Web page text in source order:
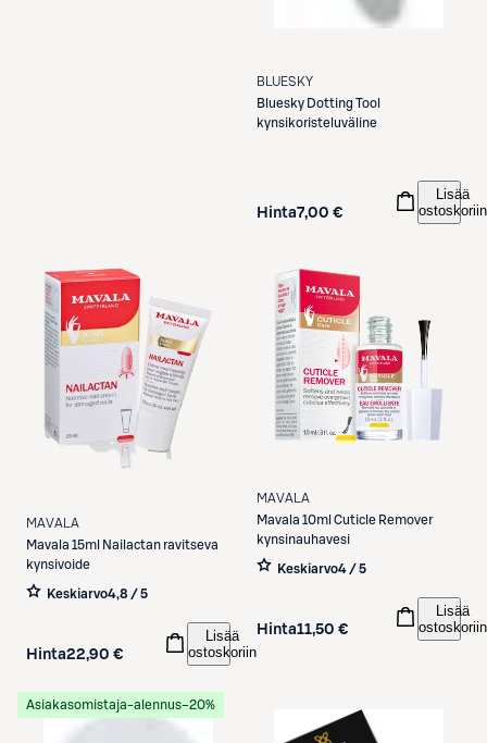
BLUESKY
Bluesky Dotting Tool
kynsikoristeluväline
Hinta7,00 €
Lisää
ostoskoriin
MAVALA
Mavala 15ml Nailactan ravitseva
kynsivoide
Keskiarvo4,8 / 5
Hinta22,90 €
Lisää
ostoskoriin
MAVALA
Mavala 10ml Cuticle Remover
kynsinauhavesi
Keskiarvo4 / 5
Hinta11,50 €
Lisää
ostoskoriin
Asiakasomistaja-alennus−20%